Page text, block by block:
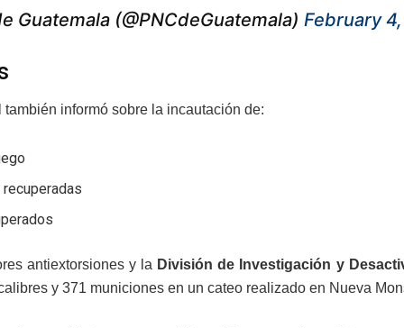
Guatemala (@PNCdeGuatemala) February
informó sobre la incautación de:
antiextorsiones y la División de Investigación y
y 371 municiones en un cateo realizado en Nueva